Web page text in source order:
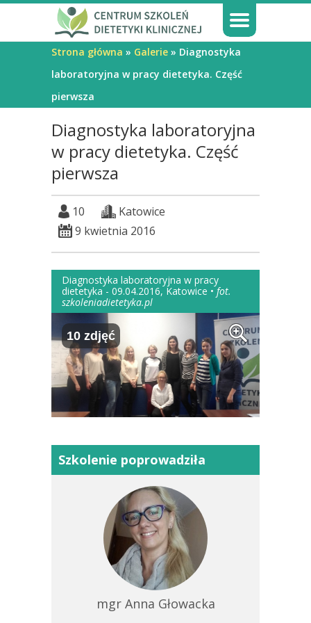
Strona główna » Galerie » Diagnostyka
laboratoryjna w pracy dietetyka. Część
pierwsza
Diagnostyka laboratoryjna
w pracy dietetyka. Część
pierwsza
10
Katowice
9 kwietnia 2016
Diagnostyka laboratoryjna w pracy
dietetyka - 09.04.2016, Katowice •fot.
szkoleniadietetyka.pl
10 zdjęć
Szkolenie poprowadziła
mgr Anna Głowacka